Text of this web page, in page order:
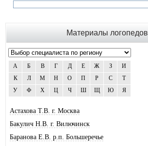
Материалы логопедов
А Б В Г Д Е Ж З
И
К
Л М Н О П Р С
Т
У
Ф Х Ц Ч Ш Щ Ю Я
Астахова Т.В. г. Москва
Бакулич Н.В. г. Вилючинск
Баранова Е.В. р.п. Большеречье